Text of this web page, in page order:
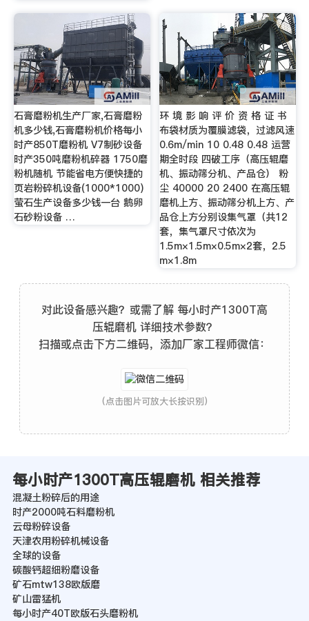
石膏磨粉机生产厂家,石膏磨粉
机多少钱,石膏磨粉机价格每小
时产850T磨粉机 V7制砂设备
时产350吨磨粉机碎器 1750磨
粉机随机 节能省电方便快捷的
页岩粉碎机设备(1000*1000)
萤石生产设备多少钱一台 鹅卵
石砂粉设备 …
环 境 影 响 评 价 资 格 证 书
布袋材质为覆膜滤袋，过滤风速
0.6m/min 10 0.48 0.48 运营
期全时段 四破工序（高压辊磨
机、振动筛分机、产品仓） 粉
尘 40000 20 2400 在高压辊
磨机上方、振动筛分机上方、产
品仓上方分别设集气罩（共12
套，集气罩尺寸依次为
1.5m×1.5m×0.5m×2套，2.5
m×1.8m
对此设备感兴趣？或需了解 每小时产1300T高
压辊磨机 详细技术参数？
扫描或点击下方二维码，添加厂家工程师微信：
(点击图片可放大长按识别)
每小时产1300T高压辊磨机 相关推荐
混凝土粉碎后的用途
时产2000吨石料磨粉机
云母粉碎设备
天津农用粉碎机械设备
全球的设备
碳酸钙超细粉磨设备
矿石mtw138欧版磨
矿山雷猛机
每小时产40T欧版石头磨粉机